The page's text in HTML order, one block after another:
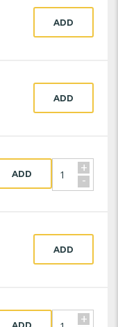
ADD
ADD
+
-
ADD
ADD
+